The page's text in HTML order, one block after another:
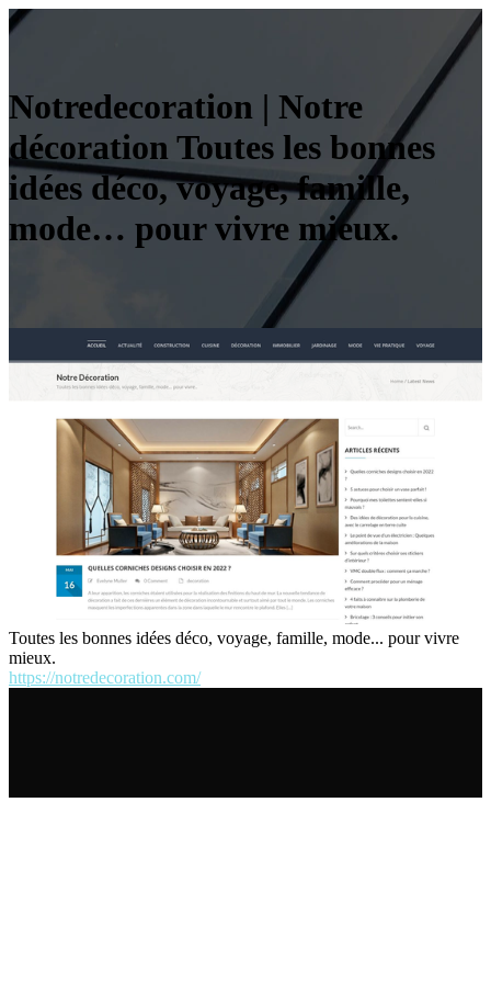
Not­redecora­tion | Notre
décoration Toutes les bonnes
idées déco, voyage, famille,
mode… pour vivre mieux.
Toutes les bonnes idées déco, voyage, famille, mode... pour vivre
mieux.
https://notredecoration.com/